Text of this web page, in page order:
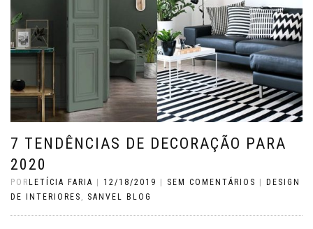
7 TENDÊNCIAS DE DECORAÇÃO PARA
2020
PORLETÍCIA FARIA | 12/18/2019 | SEM COMENTÁRIOS | DESIGN
DE INTERIORES
SANVEL BLOG